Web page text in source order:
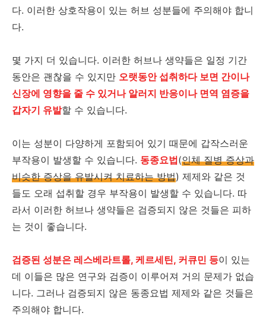
다. 이러한 상호작용이 있는 허브 성분들에 주의해야 합니
다.
몇 가지 더 있습니다. 이러한 허브나 생약들은 일정 기간
동안은 괜찮을 수 있지만 오랫동안 섭취하다 보면 간이나
신장에 영향을 줄 수 있거나 알러지 반응이나 면역 염증을
갑자기 유발할 수 있습니다.
이는 성분이 다양하게 포함되어 있기 때문에 갑작스러운
부작용이 발생할 수 있습니다. 동종요법(인체 질병 증상과
비슷한 증상을 유발시켜 치료하는 방법) 제제와 같은 것
들도 오래 섭취할 경우 부작용이 발생할 수 있습니다. 따
라서 이러한 허브나 생약들은 검증되지 않은 것들은 피하
는 것이 좋습니다.
검증된 성분은 레스베라트롤, 케르세틴, 커큐민 등이 있는
데 이들은 많은 연구와 검증이 이루어져 거의 문제가 없습
니다. 그러나 검증되지 않은 동종요법 제제와 같은 것들은
주의해야 합니다.